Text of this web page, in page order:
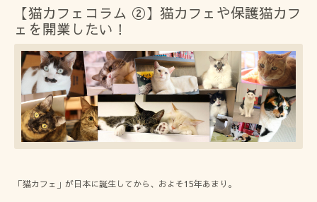
【猫カフェコラム ②】猫カフェや保護猫カフ
ェを開業したい！
「猫カフェ」が日本に誕生してから、およそ15年あまり。